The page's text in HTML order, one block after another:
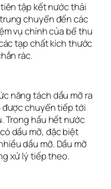
tập kết nước thải
chuyển đến các
vụ chính của bể thu
tạp chất kích thước
rác.
năng tách dầu mỡ ra
được chuyển tiếp tới
Trong hầu hết nước
dầu mỡ, đặc biệt
dầu mỡ. Dầu mỡ
xử lý tiếp theo.